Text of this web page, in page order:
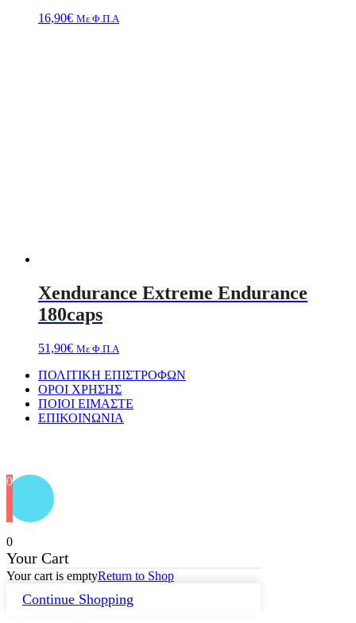
16,90€ Με Φ.Π.Α
Xendurance Extreme Endurance
180caps
51,90€ Με Φ.Π.Α
ΠΟΛΙΤΙΚΗ ΕΠΙΣΤΡΟΦΩΝ
ΟΡΟΙ ΧΡΗΣΗΣ
ΠΟΙΟΙ ΕΙΜΑΣΤΕ
ΕΠΙΚΟΙΝΩΝΙΑ
0
0
Your Cart
Your cart is emptyReturn to Shop
Continue Shopping